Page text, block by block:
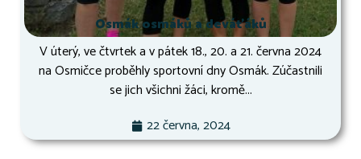
Osmák osmáků a deváťáků
V úterý, ve čtvrtek a v pátek 18., 20. a 21. června 2024
na Osmičce proběhly sportovní dny Osmák. Zúčastnili
se jich všichni žáci, kromě...
22 června, 2024